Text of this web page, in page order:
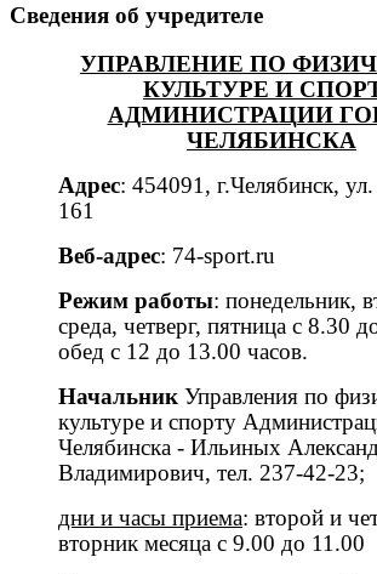
Сведения об учредителе
УПРАВЛЕНИЕ ПО
КУЛЬТУРЕ И
АДМИНИСТРАЦИИ
ЧЕЛЯБИНСКА
Адрес: 454091, г.Челябинск,
161
Веб-адрес: 74-sport.ru
Режим работы: понедельник,
среда, четверг, пятница с 8.30
обед с 12 до 13.00 часов.
Начальник Управления по
культуре и спорту
Челябинска - Ильиных
Владимирович, тел. 237-42-23;
дни и часы приема: второй и
вторник месяца с 9.00 до 11.00